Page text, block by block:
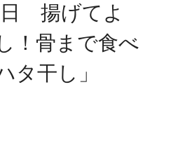
日 揚げてよ
！骨まで食べ
タ干し」